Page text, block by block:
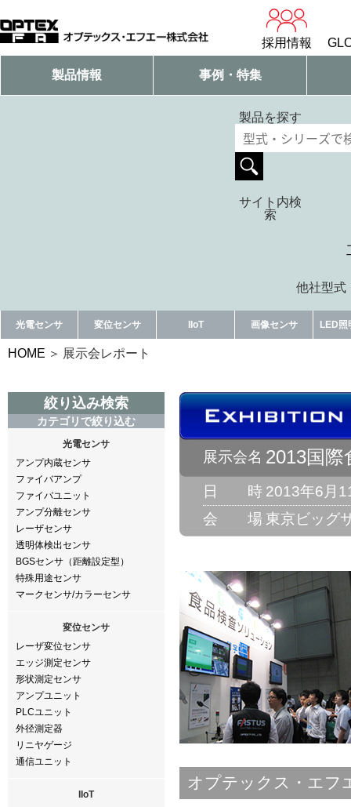
採用情報
製品情報 事例・特集
製品を探す
サイト内検
索
他社型式
光電センサ 変位センサ IIoT 画像センサ LED照
HOME 展示会レポート
絞り込み検索
カテゴリで絞り込む
光電センサ
アンプ内蔵センサ
ファイバアンプ
ファイバユニット
アンプ分離センサ
レーザセンサ
透明体検出センサ
BGSセンサ（距離設定型）
特殊用途センサ
マークセンサ/カラーセンサ
変位センサ
レーザ変位センサ
エッジ測定センサ
形状測定センサ
アンプユニット
PLCユニット
外径測定器
リニヤゲージ
通信ユニット
IIoT
展示会名 2013国際
日 時 2013年6月
会 場 東京ビッグ
オプテックス・エフ